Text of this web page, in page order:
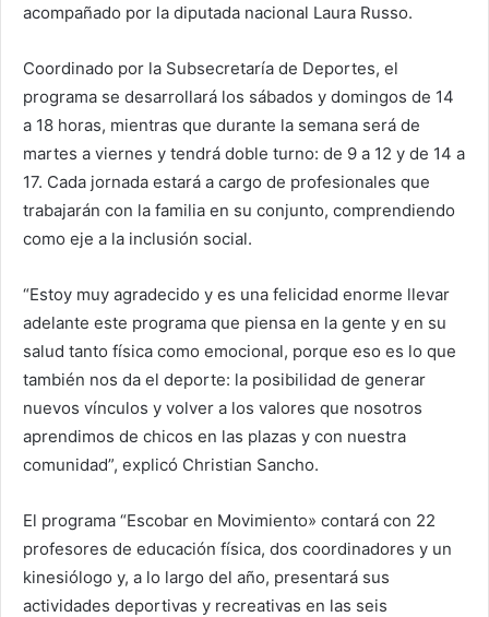
acompañado por la diputada nacional Laura Russo.
Coordinado por la Subsecretaría de Deportes, el
programa se desarrollará los sábados y domingos de 14
a 18 horas, mientras que durante la semana será de
martes a viernes y tendrá doble turno: de 9 a 12 y de 14 a
17. Cada jornada estará a cargo de profesionales que
trabajarán con la familia en su conjunto, comprendiendo
como eje a la inclusión social.
“Estoy muy agradecido y es una felicidad enorme llevar
adelante este programa que piensa en la gente y en su
salud tanto física como emocional, porque eso es lo que
también nos da el deporte: la posibilidad de generar
nuevos vínculos y volver a los valores que nosotros
aprendimos de chicos en las plazas y con nuestra
comunidad”, explicó Christian Sancho.
El programa “Escobar en Movimiento» contará con 22
profesores de educación física, dos coordinadores y un
kinesiólogo y, a lo largo del año, presentará sus
actividades deportivas y recreativas en las seis